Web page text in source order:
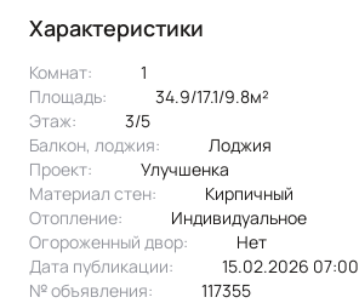
Характеристики
Комнат:
1
Площадь:
34.9/17.1/9.8м²
Этаж:
3/5
Балкон, лоджия:
лоджия
Проект:
улучшенка
Материал стен:
Кирпичный
Отопление:
индивидуальное
Огороженный двор:
Нет
Дата публикации:
15.02.2026 07:00
№ объявления:
117355